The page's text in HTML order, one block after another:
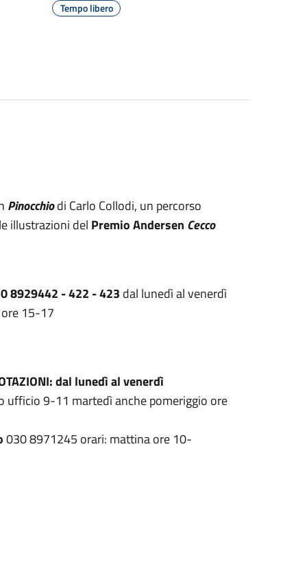
Tempo libero
Pinocchiodi Carlo Collodi, un percorso
illustrazioni del Premio Andersen Cecco
8929442 - 422 - 423 dal lunedì al venerdì
15-17
dal lunedì al venerdì
9-11 martedì anche pomeriggio ore
030 8971245 orari: mattina ore 10-